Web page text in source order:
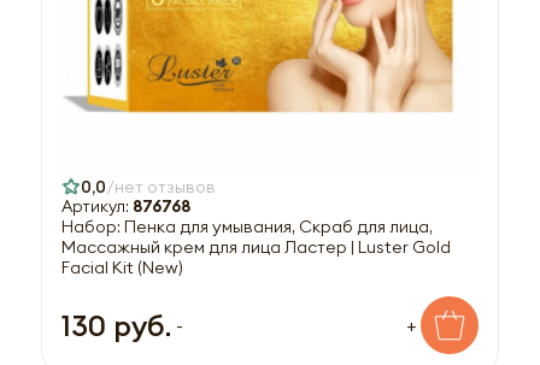
0,0 нет отзывов
Артикул: 876768
Набор: Пенка для умывания, Скраб для лица,
Массажный крем для лица Ластер | Luster Gold
Facial Kit (New)
130 руб. - +